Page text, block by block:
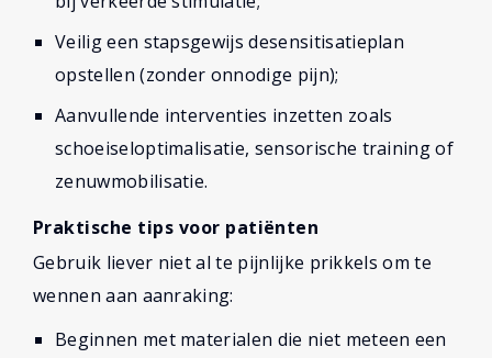
Veilig een stapsgewijs desensitisatieplan
opstellen (zonder onnodige pijn);
Aanvullende interventies inzetten zoals
schoeiseloptimalisatie, sensorische training of
zenuwmobilisatie.
Praktische tips voor patiënten
Gebruik liever niet al te pijnlijke prikkels om te
wennen aan aanraking:
Beginnen met materialen die niet meteen een